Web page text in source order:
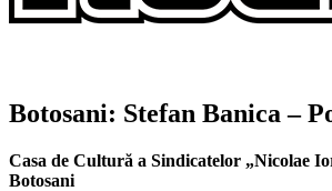
Botosani: Stefan Banica –
Casa de Cultură a Sindicatelor „Nicolae
Botosani